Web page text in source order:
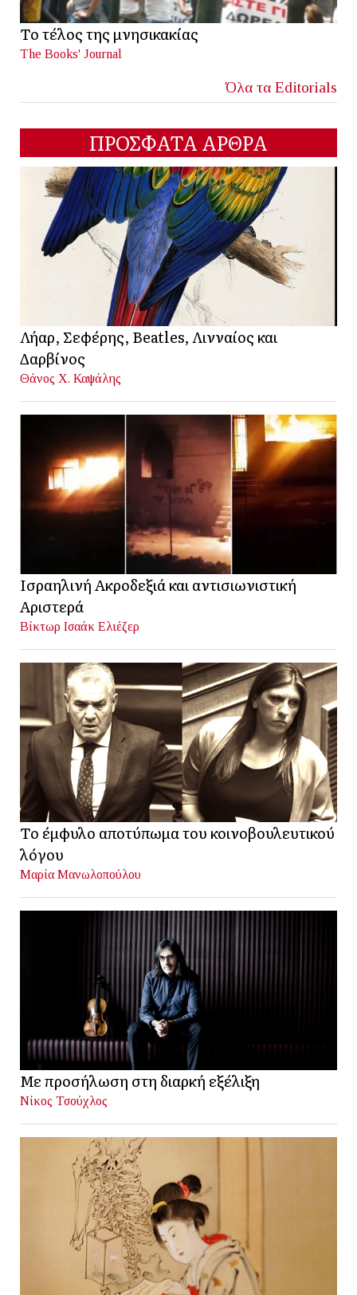
Το τέλος της μνησικακίας
The Books' Journal
Όλα τα Editorials
ΠΡΟΣΦΑΤΑ ΑΡΘΡΑ
Λήαρ, Σεφέρης, Beatles, Λινναίος και
Δαρβίνος
Θάνος Χ. Καψάλης
Ισραηλινή Ακροδεξιά και αντισιωνιστική
Αριστερά
Βίκτωρ Ισαάκ Ελιέζερ
Το έμφυλο αποτύπωμα του κοινοβουλευτικού
λόγου
Μαρία Μανωλοπούλου
Με προσήλωση στη διαρκή εξέλιξη
Νίκος Τσούχλος